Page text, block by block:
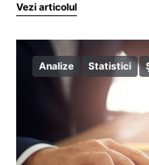
Vezi articolul
Analize Statistici